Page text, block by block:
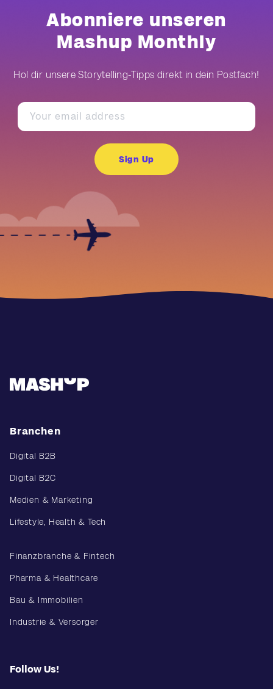
Abonniere unseren
Mashup Monthly
Hol dir unsere Storytelling-Tipps direkt in dein Postfach!
Branchen
Digital B2B
Digital B2C
Medien & Marketing
Lifestyle, Health & Tech
Finanzbranche & Fintech
Pharma & Healthcare
Bau & Immobilien
Industrie & Versorger
Follow Us!